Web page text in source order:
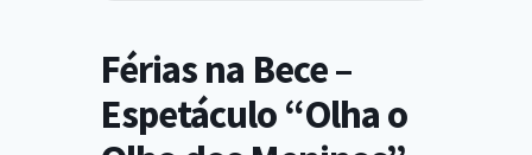
Férias na Bece –
Espetáculo “Olha o